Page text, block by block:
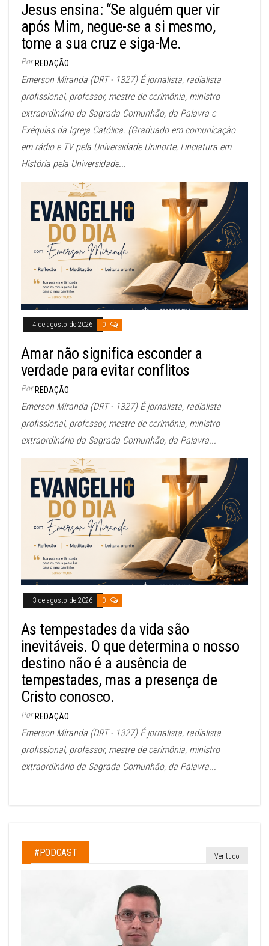
Jesus ensina: “Se alguém quer vir
após Mim, negue-se a si mesmo,
tome a sua cruz e siga-Me.
Por REDAÇÃO
Emerson Miranda (DRT - 1327) É jornalista, radialista
profissional, professor, mestre de cerimônia, ministro
extraordinário da Sagrada Comunhão, da Palavra e
Exéquias da Igreja Católica. (Graduado em comunicação
em rádio e TV pela Universidade Uninorte, Linciatura em
História pela Universidade...
4 de agosto de 2026 0
Amar não significa esconder a
verdade para evitar conflitos
Por REDAÇÃO
Emerson Miranda (DRT - 1327) É jornalista, radialista
profissional, professor, mestre de cerimônia, ministro
extraordinário da Sagrada Comunhão, da Palavra...
3 de agosto de 2026 0
As tempestades da vida são
inevitáveis. O que determina o nosso
destino não é a ausência de
tempestades, mas a presença de
Cristo conosco.
Por REDAÇÃO
Emerson Miranda (DRT - 1327) É jornalista, radialista
profissional, professor, mestre de cerimônia, ministro
extraordinário da Sagrada Comunhão, da Palavra...
#PODCAST Ver tudo